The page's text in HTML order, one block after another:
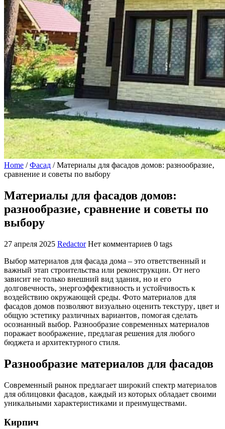
Home /Фасад /Материалы для фасадов домов: разнообразие‚
сравнение и советы по выбору
Материалы для фасадов домов:
разнообразие‚ сравнение и советы по
выбору
27 апреля 2025 Redactor Нет комментариев 0 tags
Выбор материалов для фасада дома – это ответственный и
важный этап строительства или реконструкции. От него
зависит не только внешний вид здания‚ но и его
долговечность‚ энергоэффективность и устойчивость к
воздействию окружающей среды. Фото материалов для
фасадов домов позволяют визуально оценить текстуру‚ цвет и
общую эстетику различных вариантов‚ помогая сделать
осознанный выбор. Разнообразие современных материалов
поражает воображение‚ предлагая решения для любого
бюджета и архитектурного стиля.
Разнообразие материалов для фасадов
Современный рынок предлагает широкий спектр материалов
для облицовки фасадов‚ каждый из которых обладает своими
уникальными характеристиками и преимуществами.
Кирпич